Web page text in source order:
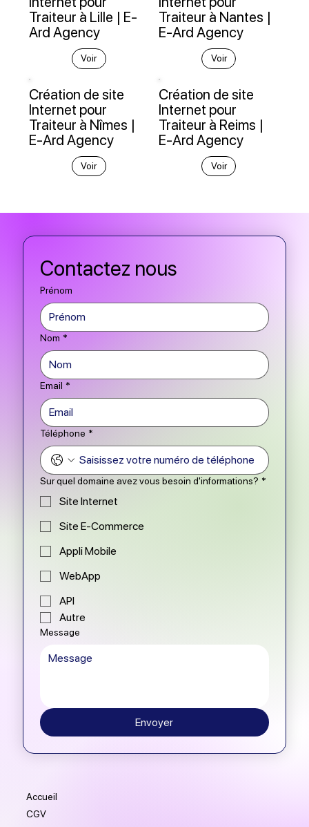
Traiteur à Lille | E-
Ard Agency
Voir
Traiteur à Nantes |
E-Ard Agency
Voir
Création de site
Internet pour
Traiteur à Nîmes |
E-Ard Agency
Voir
Création de site
Internet pour
Traiteur à Reims |
E-Ard Agency
Voir
Accueil
CGV
Contactez nous
Prénom
Nom *
Email *
Téléphone *
Sur quel domaine avez vous besoin d'informations? *
Site Internet
Site E-Commerce
Appli Mobile
WebApp
API
Autre
Message
Envoyer